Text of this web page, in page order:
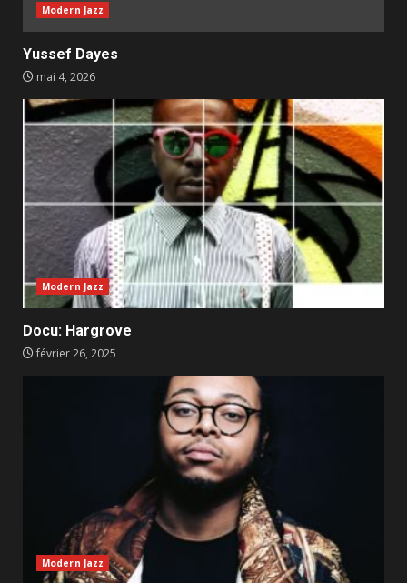
Modern Jazz
Yussef Dayes
mai 4, 2026
Modern Jazz
Docu: Hargrove
février 26, 2025
Modern Jazz